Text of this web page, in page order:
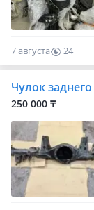
7 августа
24
0
Чулок
250 000 ₸